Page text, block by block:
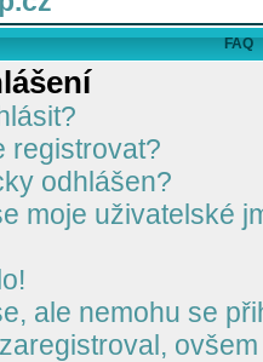
FAQ
registrovat?
odhlášen?
moje uživatelské
ale nemohu se